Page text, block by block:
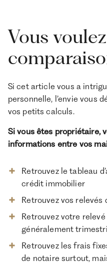
Vous
Si cet article vous a
personnelle, l’envie vous
vos petits calculs.
Si vous êtes propriétaire,
informations entre vos
Retrouvez le tableau
crédit immobilier
Retrouvez vos
Retrouvez votre
généralement
Retrouvez les frais
de notaire surtout,